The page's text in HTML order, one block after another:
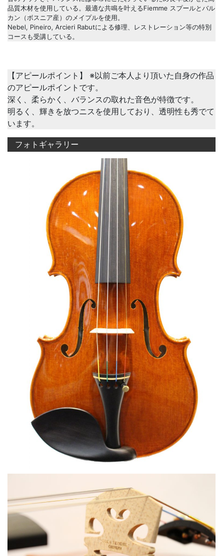
品質木材を使用している。最適な共鳴を叶えるFiemme スプールとバル
カン（ボスニア産）のメイプルを使用。
Nebel, Pineiro, Arcieri Rabutによる修理、レストレーション等の特別
コースも受講している。
【アピールポイント】 ※以前ご本人より頂いた自身の作品
のアピールポイントです。
深く、柔らかく、バランスの取れた音色が特徴です。
明るく、輝きを放つニスを使用しており、透明性も秀でて
います。
フォトギャラリー